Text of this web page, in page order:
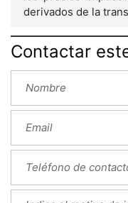
derivados de la
Contactar